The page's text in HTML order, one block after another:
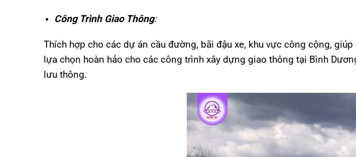
Công Trình Giao Thông:
Thích hợp cho các dự án cầu đường, bãi đậu xe, khu vực công cộng,
lựa chọn hoàn hảo cho các công trình xây dựng giao thông tại Bình
lưu thông.